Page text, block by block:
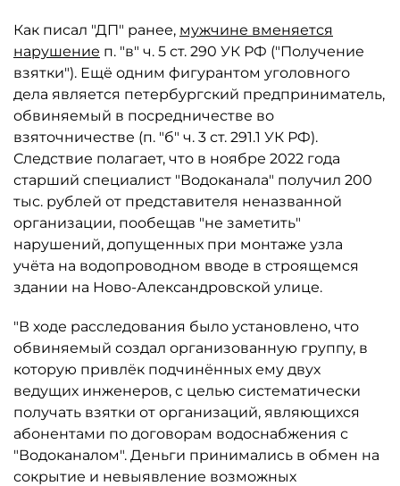
Как писал "ДП" ранее, мужчине вменяется
нарушение п. "в" ч. 5 ст. 290 УК РФ ("Получение
взятки"). Ещё одним фигурантом уголовного
дела является петербургский предприниматель,
обвиняемый в посредничестве во
взяточничестве (п. "б" ч. 3 ст. 291.1 УК РФ).
Следствие полагает, что в ноябре 2022 года
старший специалист "Водоканала" получил 200
тыс. рублей от представителя неназванной
организации, пообещав "не заметить"
нарушений, допущенных при монтаже узла
учёта на водопроводном вводе в строящемся
здании на Ново-Александровской улице.
"В ходе расследования было установлено, что
обвиняемый создал организованную группу, в
которую привлёк подчинённых ему двух
ведущих инженеров, с целью систематически
получать взятки от организаций, являющихся
абонентами по договорам водоснабжения с
"Водоканалом". Деньги принимались в обмен на
сокрытие и невыявление возможных